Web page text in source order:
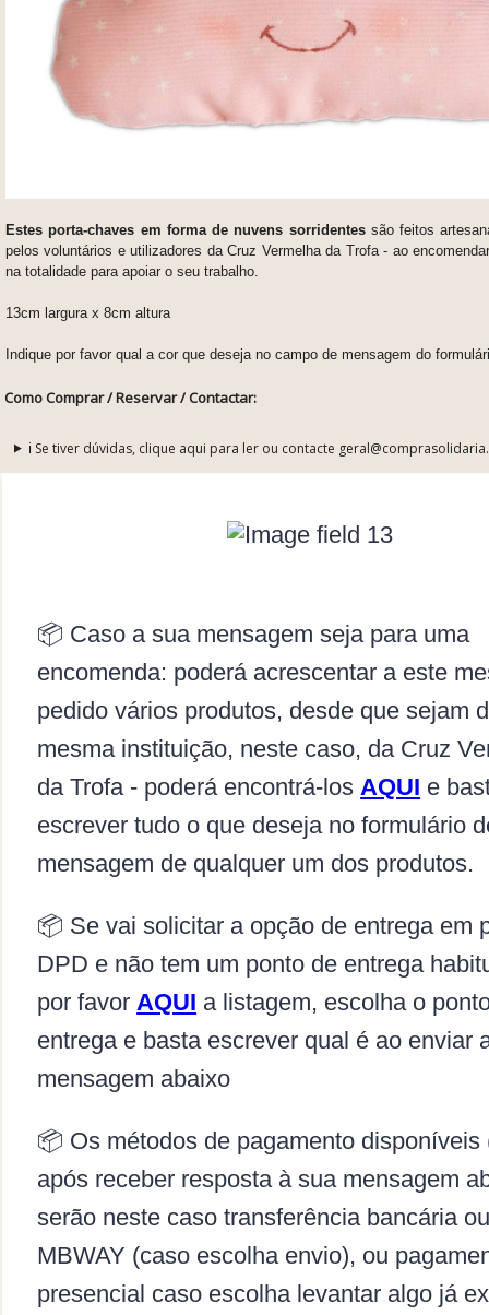
Estes porta-chaves em forma de nuvens sorridentessãofeitos
pelos voluntários e utilizadores da Cruz Vermelha da Trofa - ao
na totalidade para apoiar o seu trabalho.
13cm largura x 8cm altura
Indique por favor qual a cor que deseja no campo de mensagem do
Como Comprar / Reservar / Contactar:
ℹ️ Se tiver dúvidas, clique aqui para ler ou contacte